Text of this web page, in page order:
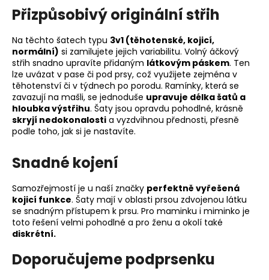
Přizpůsobivý originální střih
Na těchto šatech typu 3v1 (těhotenské, kojicí,
normální) si zamilujete jejich variabilitu. Volný áčkový
střih snadno upravíte přidaným látkovým páskem. Ten
lze uvázat v pase či pod prsy, což využijete zejména v
těhotenství či v týdnech po porodu. Ramínky, která se
zavazují na mašli, se jednoduše upravuje délka šatů a
hloubka výstřihu. Šaty jsou opravdu pohodlné, krásně
skryjí nedokonalosti a vyzdvihnou přednosti, přesně
podle toho, jak si je nastavíte.
Snadné kojení
Samozřejmostí je u naší značky perfektně vyřešená
kojicí funkce. Šaty mají v oblasti prsou zdvojenou látku
se snadným přístupem k prsu. Pro maminku i miminko je
toto řešení velmi pohodlné a pro ženu a okolí také
diskrétní.
Doporučujeme podprsenku